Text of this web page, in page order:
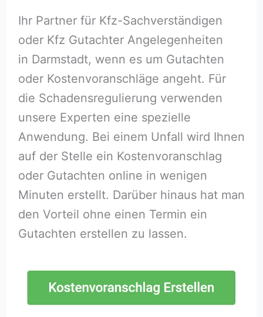
Ihr Partner für Kfz-Sachverständigen
oder Kfz Gutachter Angelegenheiten
in Darmstadt, wenn es um Gutachten
oder Kostenvoranschläge angeht. Für
die Schadensregulierung verwenden
unsere Experten eine spezielle
Anwendung. Bei einem Unfall wird Ihnen
auf der Stelle ein Kostenvoranschlag
oder Gutachten online in wenigen
Minuten erstellt. Darüber hinaus hat man
den Vorteil ohne einen Termin ein
Gutachten erstellen zu lassen.